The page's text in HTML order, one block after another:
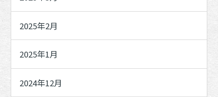
2025年2月
2025年1月
2024年12月